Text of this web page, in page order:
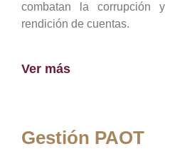
combatan la corrupción
rendición de cuentas.
Ver más
Gestión PAOT